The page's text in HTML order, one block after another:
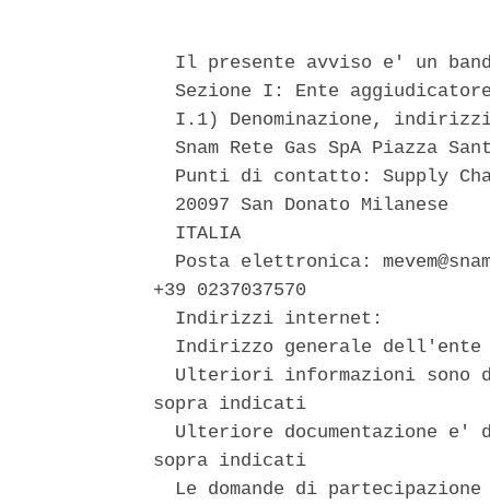
Il presente avviso e' un
Sezione I: Ente
I.1) Denominazione,
Snam Rete Gas SpA Piazza
Punti di contatto: Supply
  20097 San Donato Milanese
  ITALIA
Posta elettronica:
+39 0237037570
  Indirizzi internet:
Indirizzo generale
Ulteriori informazioni sono
sopra indicati
Ulteriore documentazione e'
sopra indicati
Le domande di